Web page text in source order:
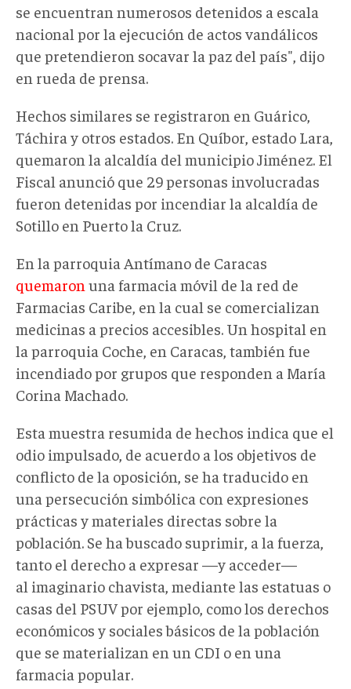
se encuentran numerosos detenidos a escala
nacional por la ejecución de actos vandálicos
que pretendieron socavar la paz del país", dijo
en rueda de prensa.
Hechos similares se registraron en Guárico,
Táchira y otros estados. En Quíbor, estado Lara,
quemaron la alcaldía del municipio Jiménez. El
Fiscal anunció que 29 personas involucradas
fueron detenidas por incendiar la alcaldía de
Sotillo en Puerto la Cruz.
En la parroquia Antímano de Caracas
quemaron una farmacia móvil de la red de
Farmacias Caribe, en la cual se comercializan
medicinas a precios accesibles. Un hospital en
la parroquia Coche, en Caracas, también fue
incendiado por grupos que responden a María
Corina Machado.
Esta muestra resumida de hechos indica que el
odio impulsado, de acuerdo a los objetivos de
conflicto de la oposición, se ha traducido en
una persecución simbólica con expresiones
prácticas y materiales directas sobre la
población. Se ha buscado suprimir, a la fuerza,
tanto el derecho a expresar —y acceder—
al imaginario chavista, mediante las estatuas o
casas del PSUV por ejemplo, como los derechos
económicos y sociales básicos de la población
que se materializan en un CDI o en una
farmacia popular.